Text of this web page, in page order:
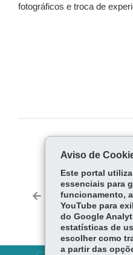
fotográficos e troca de
Voltar Início
Aviso de
Este portal
essenciais para
funcionamento,
YouTube para
do Google
estatísticas de
escolher como
a partir das